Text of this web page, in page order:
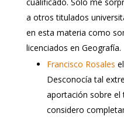
a otros titulados
en esta materia como
licenciados en Geografía.
Francisco Rosales
Desconocía tal
aportación sobre el
considero